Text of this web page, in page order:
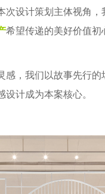
设计策划主体视角，
希望传递的美好价值初
感，我们以故事先行的
计成为本案核心。